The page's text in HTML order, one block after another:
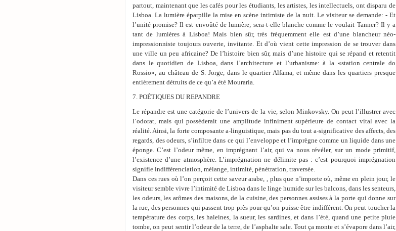
partout, maintenant que les cafés pour les étudiants, les artistes, les intellectuels, ont disparu de
Lisboa. La lumière éparpille la mise en scène intimiste de la nuit. Le visiteur se demande: - Et
l’unité promise? Il est envoûté de lumière; sera-t-elle blanche comme le voulait Tanner? Il y a
tant de lumières à Lisboa! Mais bien sûr, très fréquemment elle est d’une blancheur néo-
impressionniste toujours ouverte, invitante. Et d’où vient cette impression de se trouver dans
une ville un peu africaine? De l’histoire bien sûr, mais d’une histoire qui se répand et retentit
dans le quotidien de Lisboa, dans l’architecture et l’urbanisme: à la «station centrale do
Rossio», au château de S. Jorge, dans le quartier Alfama, et même dans les quartiers presque
entièrement détruits de ce qu’a été Mouraria.
7. POÉTIQUES DU REPANDRE
Le répandre est une catégorie de l’univers de la vie, selon Minkovsky. On peut l’illustrer avec
l’odorat, mais qui posséderait une amplitude infiniment supérieure de contact vital avec la
réalité. Ainsi, la forte composante a-linguistique, mais pas du tout a-significative des affects, des
regards, des odeurs, s’infiltre dans ce qui l’enveloppe et l’imprègne comme un liquide dans une
éponge. C’est l’odeur même, en imprégnant l’air, qui va nous révéler, sur un mode primitif,
l’existence d’une atmosphère. L’imprégnation ne délimite pas : c’est pourquoi imprégnation
signifie indifférenciation, mélange, intimité, pénétration, traversée.
Dans ces rues où l’on perçoit cette saveur arabe, , plus que n’importe où, même en plein jour, le
visiteur semble vivre l’intimité de Lisboa dans le linge humide sur les balcons, dans les senteurs,
les odeurs, les arômes des maisons, de la cuisine, des personnes assises à la porte qui donne sur
la rue, des personnes qui passent trop près pour qu’on puisse être indifférent. On peut toucher la
température des corps, les haleines, la sueur, les sardines, et dans l’été, quand une petite pluie
tombe, on peut sentir l’odeur de la terre, de l’asphalte sale. Tout ça monte et s’évapore dans l’air,